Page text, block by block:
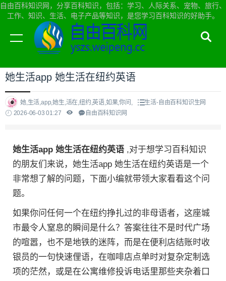
自由百科知识网，分享百科知识，包括：学习、人际关系、宠物、旅行、
工作、知识、生活、电子产品等知识，是您学习百科知识的好助手。
当前位置：自由百科知识网首页>生活
她生活app 她生活在纽约英语
她,生活,app,她生,活在,纽约,英语,如果,你问,
生活-自由百科知识生网
2026-06-03 01:27
自由百科知识网
她生活app 她生活在纽约英语 ,对于想学习百科知识
的朋友们来说，她生活app 她生活在纽约英语是一个
非常想了解的问题，下面小编就带领大家看看这个问
题。
如果你问任何一个在纽约挣扎过的非母语者，这座城
市最令人窒息的瞬间是什么？答案往往不是时代广场
的喧嚣，也不是地铁的迷阵，而是在便利店结账时收
银员的一句快速俚语，在咖啡店点单时对复杂定制选
项的茫然，或是在公寓维修投诉电话里那些夹杂着口